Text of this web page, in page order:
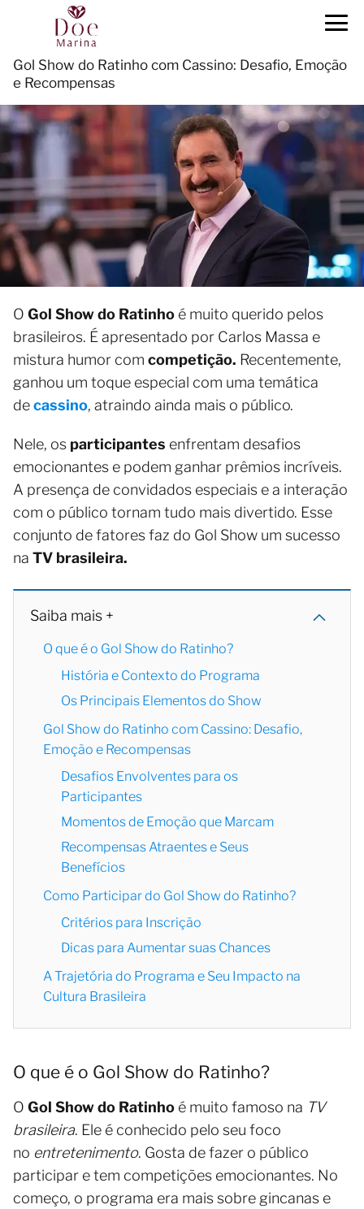
Gol Show do Ratinho com Cassino: Desafio, Emoção
e Recompensas
O Gol Show do Ratinho é muito querido pelos
brasileiros. É apresentado por Carlos Massa e
mistura humor com competição. Recentemente,
ganhou um toque especial com uma temática
decassino, atraindo ainda mais o público.
Nele, os participantes enfrentam desafios
emocionantes e podem ganhar prêmios incríveis.
A presença de convidados especiais e a interação
com o público tornam tudo mais divertido. Esse
conjunto de fatores faz do Gol Show um sucesso
na TV brasileira.
Saiba mais +
O que é o Gol Show do Ratinho?
História e Contexto do Programa
Os Principais Elementos do Show
Gol Show do Ratinho com Cassino: Desafio,
Emoção e Recompensas
Desafios Envolventes para os
Participantes
Momentos de Emoção que Marcam
Recompensas Atraentes e Seus
Benefícios
Como Participar do Gol Show do Ratinho?
Critérios para Inscrição
Dicas para Aumentar suas Chances
A Trajetória do Programa e Seu Impacto na
Cultura Brasileira
O que é o Gol Show do Ratinho?
O Gol Show do Ratinho é muito famoso na TV
brasileira. Ele é conhecido pelo seu foco
no entretenimento. Gosta de fazer o público
participar e tem competições emocionantes. No
começo, o programa era mais sobre gincanas e